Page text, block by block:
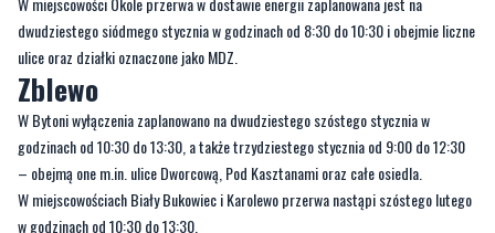
dwudziestego siódmego stycznia w godzinach od 8:30 do 10:30 i obejmie liczne
ulice oraz działki oznaczone jako MDZ.
Zblewo
W Bytoni wyłączenia zaplanowano na dwudziestego szóstego stycznia w
godzinach od 10:30 do 13:30, a także trzydziestego stycznia od 9:00 do 12:30
– obejmą one m.in. ulice Dworcową, Pod Kasztanami oraz całe osiedla.
W miejscowościach Biały Bukowiec i Karolewo przerwa nastąpi szóstego lutego
w godzinach od 10:30 do 13:30.